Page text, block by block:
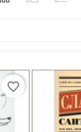
favorite_border